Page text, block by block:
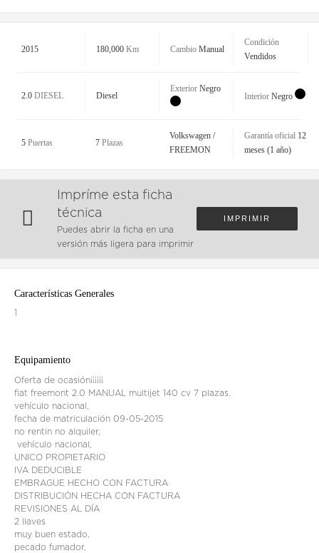
2015 180,000 Km Cambio Manual
Condición
Vendidos
2.0 DIESEL Diesel
Exterior Negro
Interior Negro
5 Puertas 7 Plazas
Volkswagen /
FREEMON
Garantía oficial 12
meses (1 año)
Impríme esta ficha
técnica
Puedes abrir la ficha en una
versión más ligera para imprimir
IMPRIMIR
Características Generales
1
Equipamiento
Oferta de ocasión¡¡¡¡¡¡
fiat freemont 2.0 MANUAL multijet 140 cv 7 plazas.
vehículo nacional,
fecha de matriculación 09-05-2015
no rentin no alquiler,
vehículo nacional,
UNICO PROPIETARIO
IVA DEDUCIBLE
EMBRAGUE HECHO CON FACTURA
DISTRIBUCIÓN HECHA CON FACTURA
REVISIONES AL DÍA
2 llaves
muy buen estado,
pecado fumador,